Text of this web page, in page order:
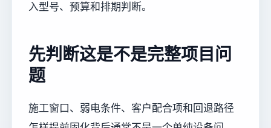
入型号、预算和排期判断。
先判断这是不是完整项目问
题
施工窗口、弱电条件、客户配合项和回退路径